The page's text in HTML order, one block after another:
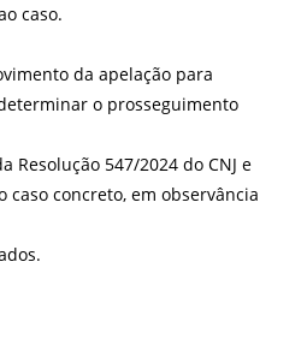
caso.
da apelação para
o prosseguimento
Resolução 547/2024 do CNJ e
caso concreto, em observância